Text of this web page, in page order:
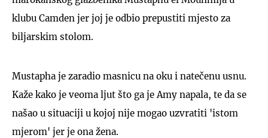
klubu Camden jer joj je odbio prepustiti mjesto za
biljarskim stolom.
Mustapha je zaradio masnicu na oku i natečenu usnu.
Kaže kako je veoma ljut što ga je Amy napala, te da se
našao u situaciji u kojoj nije mogao uzvratiti 'istom
mjerom' jer je ona žena.